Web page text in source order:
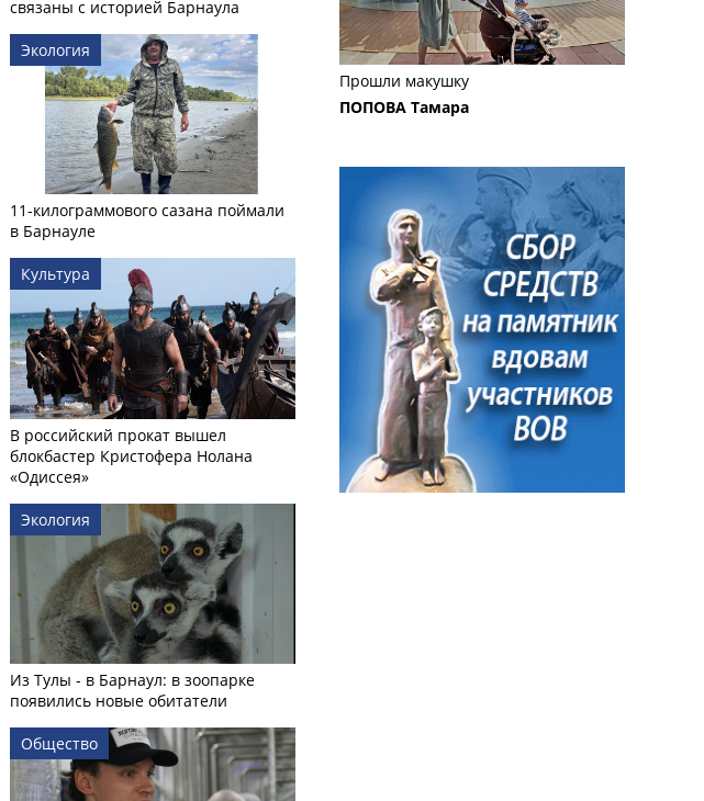
связаны с историей Барнаула
Экология
11-килограммового сазана поймали
в Барнауле
Культура
В российский прокат вышел
блокбастер Кристофера Нолана
«Одиссея»
Экология
Из Тулы - в Барнаул: в зоопарке
появились новые обитатели
Общество
Прошли макушку
ПОПОВА Тамара